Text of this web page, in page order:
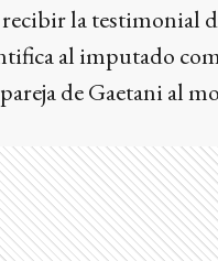
la testimonial
al imputado
de Gaetani al